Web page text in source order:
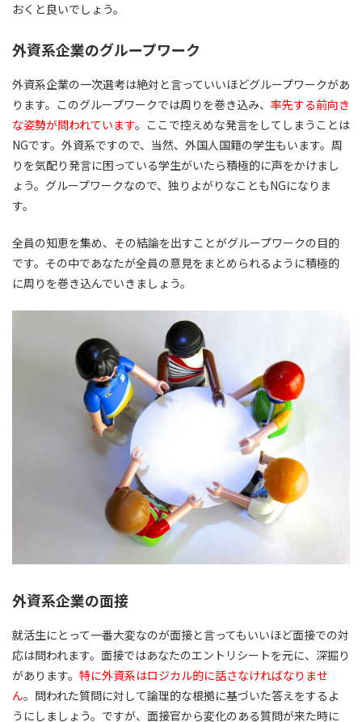
おくと良いでしょう。
外資系企業のグループワーク
外資系企業の一次選考は絶対と言っていいほどグループワークがあ
ります。このグループワークでは周りを巻き込み、 率先する前向き
な姿勢が問われています。ここで控えめな発言をしてしまうことは
NGです。外資系ですので、当然、外国人国籍の学生もいます。周
りを気配り発言に困っている学生がいたら積極的に声をかけまし
ょう。グループワークなので、独りよがりなこともNGになりま
す。
全員の知恵を集め、その結論を出すことがグループワークの目的
です。その中であなたが全員の意見をまとめられるように積極的
に周りを巻き込んでいきましょう。
外資系企業の面接
就活生にとって一番大変なのが面接と言ってもいいほど面接での対
応は問われます。面接ではあなたのエントリシートを元に、深掘り
があります。 特に外資系はロジカル的に話さなければなりませ
ん。問われた質問に対して論理的な根拠に基づいた答えをするよ
うにしましょう。ですが、面接官から変化のある質問が来た時に